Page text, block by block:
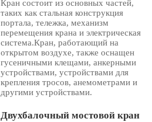
Кран состоит из основных частей,
таких как стальная конструкция
портала, тележка, механизм
перемещения крана и электрическая
система.Кран, работающий на
открытом воздухе, также оснащен
гусеничными клещами, анкерными
устройствами, устройствами для
крепления тросов, анемометрами и
другими устройствами.
Двухбалочный мостовой кран